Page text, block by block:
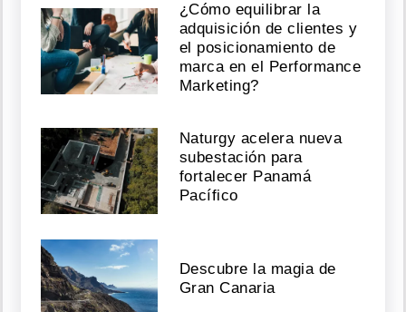
¿Cómo equilibrar la
adquisición de clientes y
el posicionamiento de
marca en el Performance
Marketing?
Naturgy acelera nueva
subestación para
fortalecer Panamá
Pacífico
Descubre la magia de
Gran Canaria